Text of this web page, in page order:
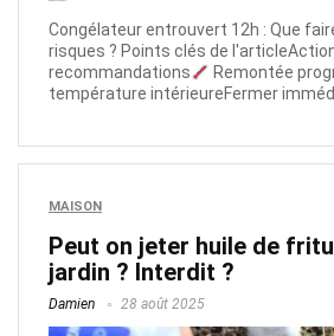
Congélateur entrouvert 12h : Que
risques ? Points clés de
recommandations
Remontée
température intérieureFermer
MAISON
Peut on jeter huile de
jardin ? Interdit ?
Damien 28 août 2025